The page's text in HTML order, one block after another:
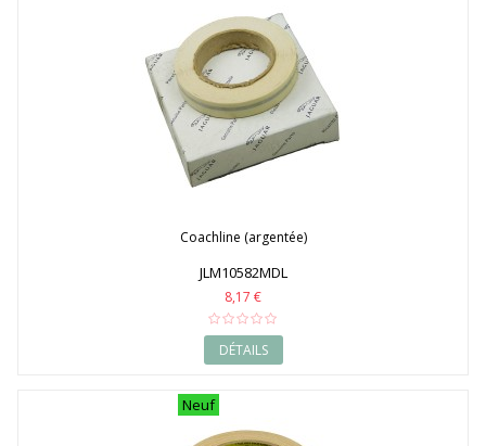
Coachline (argentée)
JLM10582MDL
8,17 €
DÉTAILS
Neuf